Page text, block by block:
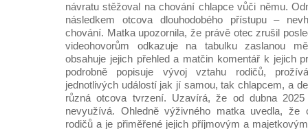
návratu stěžoval na chování chlapce vůči němu.
následkem otcova dlouhodobého přístupu –
chování. Matka upozornila, že právě otec zrušil
videohovorům odkazuje na tabulku zaslanou
obsahuje jejich přehled a matčin komentář k jejich
podrobně popisuje vývoj vztahu rodičů,
jednotlivých událostí jak jí samou, tak chlapcem, a
různá otcova tvrzení. Uzavírá, že od dubna
nevyužívá. Ohledně výživného matka uvedla, že
rodičů a je přiměřené jejich příjmovým a